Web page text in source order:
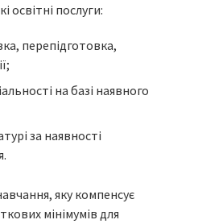
освітні послуги:
перепідготовка,
на базі наявного
за наявності
яку компенсує
мінімумів для